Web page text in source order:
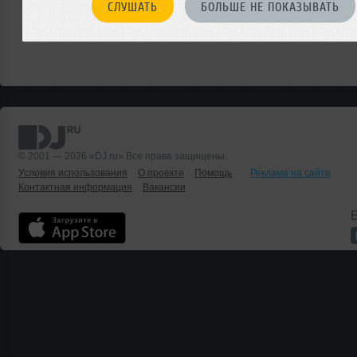
СЛУШАТЬ БОЛЬШЕ НЕ ПОКАЗЫВАТЬ
© 2001 — 2026 «DJ.ru» Все права защищены.
Условия использования
О проекте Помощь
Реклама на сайте
Контактная информация
Вакансии